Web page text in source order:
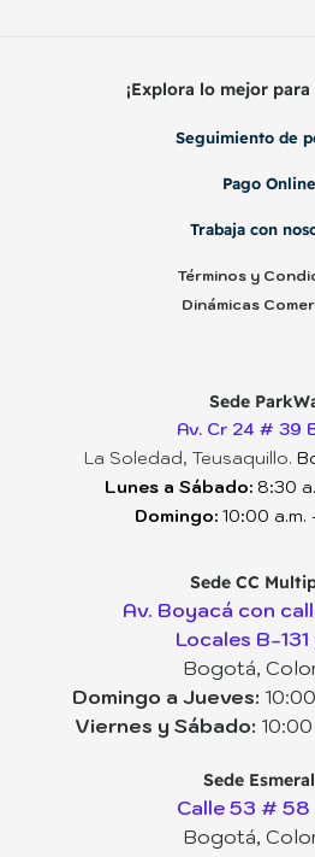
¡Explora lo mejor
Seguimiento de
Pago Online
Trabaja con
Términos y
Dinámicas
Sede
Av. Cr 24 # 39
La Soledad, Teusaquillo.
Lunes a Sábado: 8:30
Domingo: 10:00 a.m.
Sede CC
Av. Boyacá con
Locales B-131
Bogotá,
Domingo a Jueves:
Viernes y Sábado:
Sede
Calle 53 #
Bogotá,